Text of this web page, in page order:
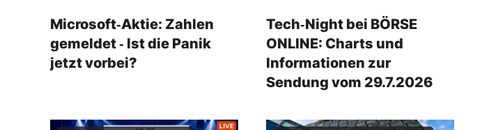
Microsoft‑Aktie: Zahlen
gemeldet ‑ Ist die Panik
jetzt vorbei?
Tech‑Night bei BÖRSE
ONLINE: Charts und
Informationen zur
Sendung vom 29.7.2026